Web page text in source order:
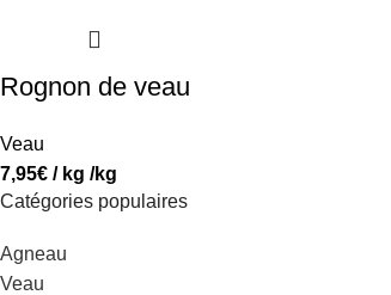
Rognon de veau
Veau
7,95€ / kg /kg
Catégories populaires
Agneau
Veau